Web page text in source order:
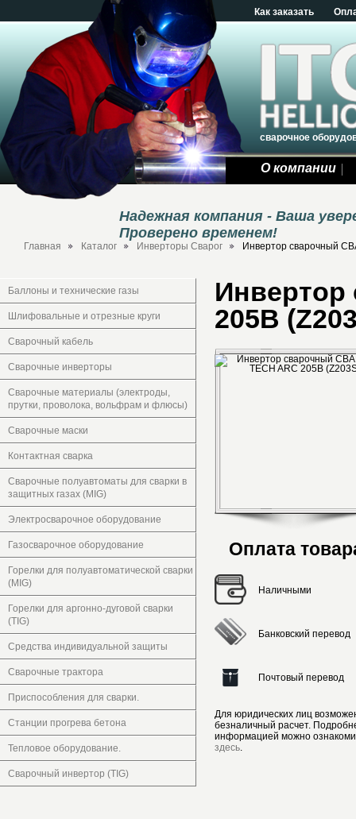
Как заказать
сварочное
О компании
Надежная компания - Ваша
Проверено временем!
Главная Каталог Инверторы Сварог Инвертор сварочный
Баллоны и технические газы
Шлифовальные и отрезные круги
Сварочный кабель
Сварочные инверторы
Сварочные материалы (электроды,
прутки, проволока, вольфрам и флюсы)
Сварочные маски
Контактная сварка
Сварочные полуавтоматы для сварки в
защитных газах (MIG)
Электросварочное оборудование
Газосварочное оборудование
Горелки для полуавтоматической сварки
(MIG)
Горелки для аргонно-дуговой сварки
(TIG)
Средства индивидуальной защиты
Сварочные трактора
Приспособления для сварки.
Станции прогрева бетона
Тепловое оборудование.
Сварочный инвертор (TIG)
205B
Оплата
Наличными
Банковский перевод
Почтовый перевод
Для юридических лиц
безналичный расчет.
информацией можно
здесь.